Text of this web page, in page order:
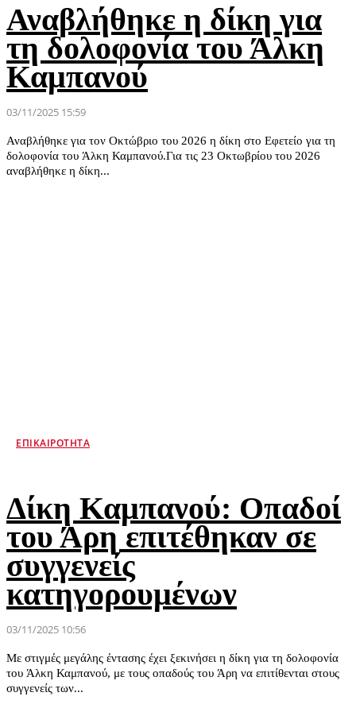
Αναβλήθηκε η δίκη για
τη δολοφονία του Άλκη
Καμπανού
03/11/2025 15:59
Αναβλήθηκε για τον Οκτώβριο του 2026 η δίκη στο Εφετείο για τη
δολοφονία του Άλκη Καμπανού.Για τις 23 Οκτωβρίου του 2026
αναβλήθηκε η δίκη...
ΕΠΙΚΑΙΡΌΤΗΤΑ
Δίκη Καμπανού: Οπαδοί
του Άρη επιτέθηκαν σε
συγγενείς
κατηγορουμένων
03/11/2025 10:56
Με στιγμές μεγάλης έντασης έχει ξεκινήσει η δίκη για τη δολοφονία
του Άλκη Καμπανού, με τους οπαδούς του Άρη να επιτίθενται στους
συγγενείς των...